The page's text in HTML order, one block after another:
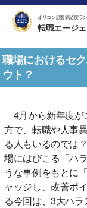
オリコン顧客満足度ラ
転職エージ
職場におけるセ
ウト？
4月から新年度が
方で、転職や人事
る人もいるのでは
場にはびこる「ハ
うな事例をもとに
ャッジし、改善ポ
る今回は、3大ハラ